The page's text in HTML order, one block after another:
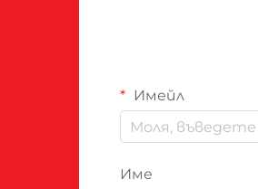
Имейл
Име